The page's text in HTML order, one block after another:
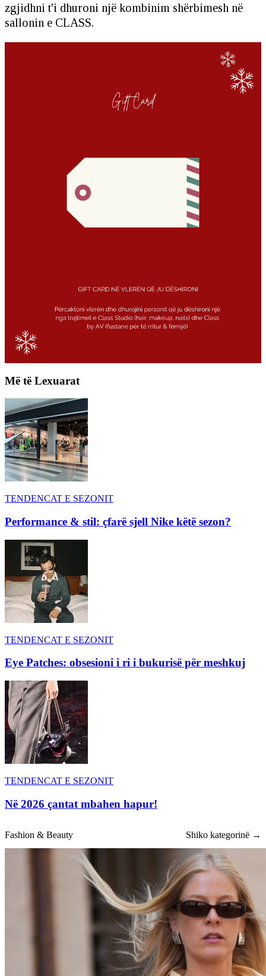
zgjidhni t'i dhuroni një kombinim shërbimesh në
sallonin e CLASS.
Më të Lexuarat
TENDENCAT E SEZONIT
Performance & stil: çfarë sjell Nike këtë sezon?
TENDENCAT E SEZONIT
Eye Patches: obsesioni i ri i bukurisë për meshkuj
TENDENCAT E SEZONIT
Në 2026 çantat mbahen hapur!
Fashion & Beauty Shiko kategorinë →